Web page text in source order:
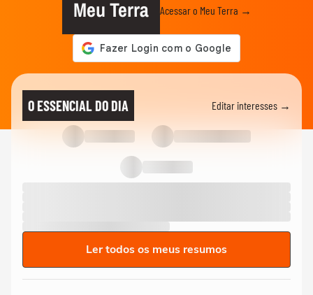
Meu Terra Acessar o Meu Terra →
O ESSENCIAL DO DIA Editar interesses →
Ler todos os meus resumos